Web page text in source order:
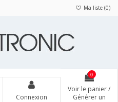
Ma liste (0)
Connexion
0
Voir le panier /
Générer un